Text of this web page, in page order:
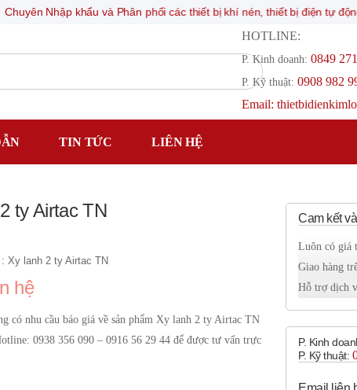
Nhập khẩu và Phân phối các thiết bị khí nén, thiết bị điện tự động
HOTLINE:
P. Kinh doanh: 0849
P. Kỹ thuật: 0908 982
Email:
TIN TỨC LIÊN HỆ
ty Airtac TN
Xy lanh 2 ty Airtac TN
hệ
có nhu cầu báo giá về sản phẩm Xy lanh 2 ty Airtac TN
0938 356 090 – 0916 56 29 44 để được tư vấn trực
Cam kết
Luôn có giá
Giao hàng
Hỗ trợ dịch
P. Kinh
P. Kỹ thuật: